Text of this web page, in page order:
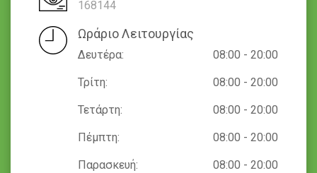
168144
Ωράριο Λειτουργίας
Δευτέρα: 08:00 - 20:00
Τρίτη: 08:00 - 20:00
Τετάρτη: 08:00 - 20:00
Πέμπτη: 08:00 - 20:00
Παρασκευή: 08:00 - 20:00